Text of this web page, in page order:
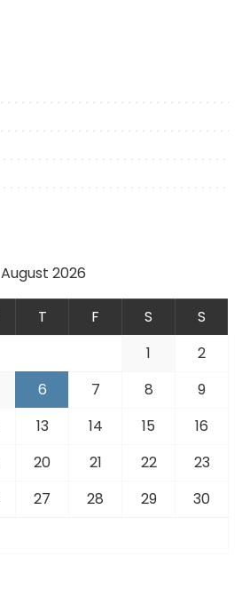
August 2026
T F S
S
1
2
6 7 8
9
13 14 15
16
20 21 22
23
27 28 29
30